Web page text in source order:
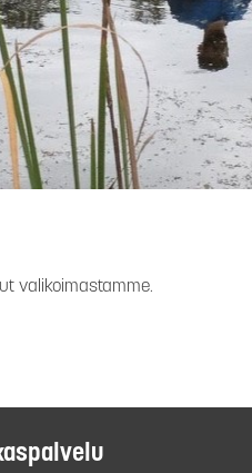
valikoimastamme.